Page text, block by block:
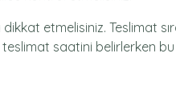
etmelisiniz. Teslimat
saatini belirlerken